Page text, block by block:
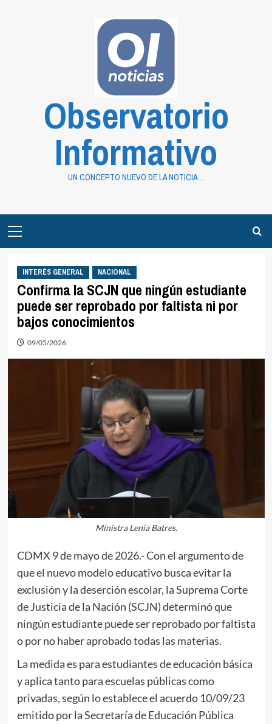
Observatorio
Informativo
UN CONCEPTO NUEVO DE LA NOTICIA…
Menu
INTERÉS GENERAL NACIONAL
Confirma la SCJN que ningún estudiante
puede ser reprobado por faltista ni por
bajos conocimientos
09/05/2026
Ministra Lenia Batres.
CDMX 9 de mayo de 2026.- Con el argumento de
que el nuevo modelo educativo busca evitar la
exclusión y la deserción escolar, la Suprema Corte
de Justicia de la Nación (SCJN) determinó que
ningún estudiante puede ser reprobado por faltista
o por no haber aprobado todas las materias.
La medida es para estudiantes de educación básica
y aplica tanto para escuelas públicas como
privadas, según lo establece el acuerdo 10/09/23
emitido por la Secretaría de Educación Pública